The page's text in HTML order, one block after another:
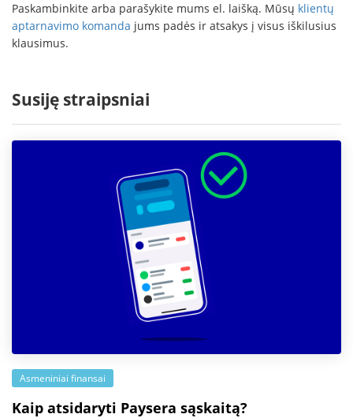
Paskambinkite arba parašykite mums el. laišką. Mūsų klientų
aptarnavimo komanda jums padės ir atsakys į visus iškilusius
klausimus.
Susiję straipsniai
Asmeniniai finansai
Kaip atsidaryti Paysera sąskaitą?